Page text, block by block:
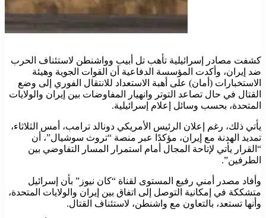
كشفت مصادر إسرائيلية تأهب تل أبيب وواشنطن لاستئناف الحرب
ضد إيران، وأكدت المؤسسة الدفاعية أن القوات الجوية وهيئة
الاستخبارات (أمان) على أهبة الاستعداد للانتقال الفوري إلى وضع
القتال في حال تصاعد التوتر وانهيار المفاوضات بين إيران والولايات
المتحدة، بحسب وسائل إعلام إسرائيلية.
يأتي ذلك، رغم إعلان الرئيس الأمريكي دونالد ترامب، أمس الثلاثاء،
تمديد الهدنة مع إيران، مؤكدًا عبر منصة “تروث سوشيال”، أن
“القرار يأتي لإتاحة المجال أمام استمرار المسار التفاوضي بين
الطرفين”.
وأفاد مصدر أمني رفيع المستوى لقناة “كان نيوز” بأن إسرائيل
متشككة في إمكانية التوصل إلى اتفاق بين إيران والولايات المتحدة،
وأنها تستعد، بالتعاون مع واشنطن، لاستئناف القتال.